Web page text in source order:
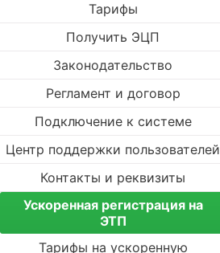
Тарифы
Получить ЭЦП
Законодательство
Регламент и договор
Подключение к системе
Центр поддержки пользователей
Контакты и реквизиты
Ускоренная регистрация на
ЭТП
Тарифы на ускоренную